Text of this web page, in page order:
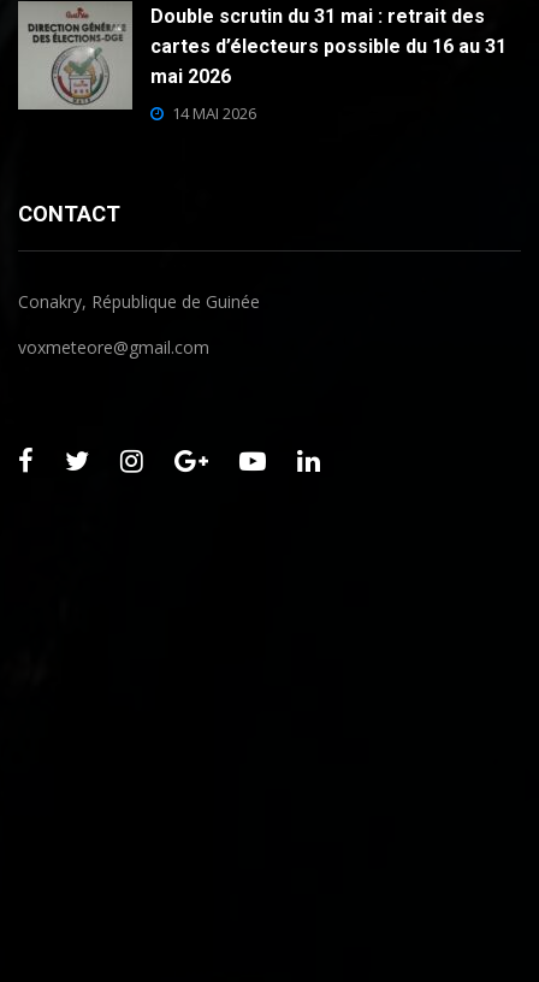
Double scrutin du 31 mai : retrait des
cartes d’électeurs possible du 16 au 31
mai 2026
14 MAI 2026
CONTACT
Conakry, République de Guinée
voxmeteore@gmail.com